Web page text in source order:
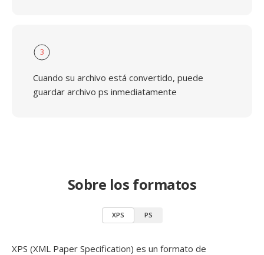
3
Cuando su archivo está convertido, puede
guardar archivo ps inmediatamente
Sobre los formatos
XPS PS
XPS (XML Paper Specification) es un formato de